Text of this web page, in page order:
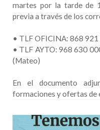
martes por la tarde de
previa a través de los
• TLF OFICINA: 868
• TLF AYTO: 968 630
(Mateo)
En el documento
formaciones y ofertas de